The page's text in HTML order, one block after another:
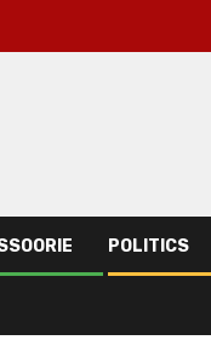
POLITICS